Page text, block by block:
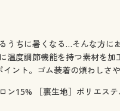
うちに暑くなる…そんな方
温度調節機能を持つ素材を
ント。ゴム装着の煩わしさ
15% ［裏生地］ポリエス